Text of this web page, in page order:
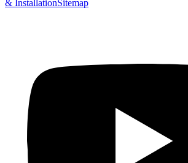
& InstallationSitemap